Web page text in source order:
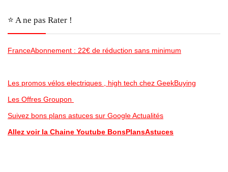
⭐️ A ne pas Rater !
FranceAbonnement : 22€ de réduction sans minimum
Les promos vélos electriques , high tech chez GeekBuying
Les Offres Groupon
Suivez bons plans astuces sur Google Actualités
Allez voir la Chaine Youtube BonsPlansAstuces